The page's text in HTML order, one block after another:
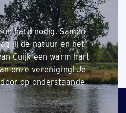
hard nodig. Samen
jij de natuur en het
Cuijk een warm hart
onze vereniging! Je
op onderstaande